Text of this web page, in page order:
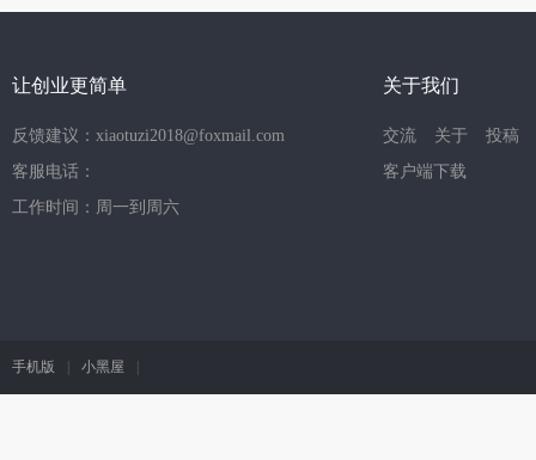
让创业更简单
反馈建议：xiaotuzi2018@foxmail.com
客服电话：
工作时间：周一到周六
关于我们
交流 关于
投稿
客户端下载
手机版 小黑屋